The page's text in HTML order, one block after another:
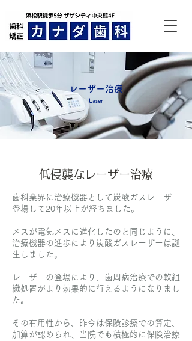
レーザー治療
Laser
低侵襲なレーザー治療
歯科業界に治療機器として炭酸ガスレーザー
登場して20年以上が経ちました。
メスが電気メスに進化したのと同じように、
治療機器の進歩により炭酸ガスレーザーは誕
生しました。
レーザーの登場により、歯周病治療での軟組
織処置がより効果的に行えるようになりまし
た。
その有用性から、昨今は保険診療での算定、
加算が認められ、当院でも積極的に保険治療